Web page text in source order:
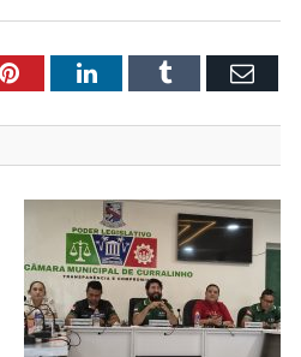
PinterestLinkedInTumblr Email